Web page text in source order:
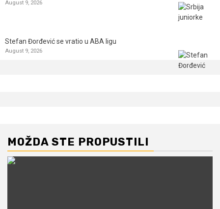
August 9, 2026
Stefan Đorđević se vratio u ABA ligu
August 9, 2026
MOŽDA STE PROPUSTILI